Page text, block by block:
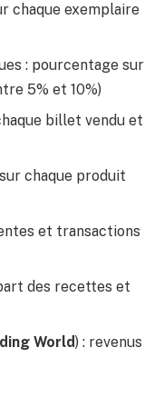
chaque exemplaire
: pourcentage sur
5% et 10%)
billet vendu et
chaque produit
et transactions
des recettes et
World) : revenus